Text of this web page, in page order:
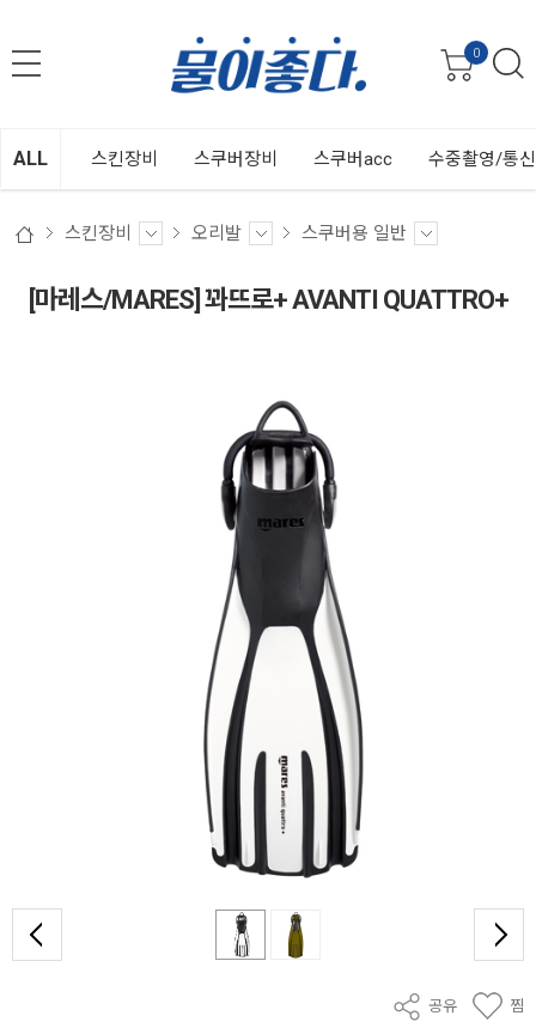
0
ALL 스킨장비 스쿠버장비 스쿠버acc 수중촬영/통
스킨장비 오리발 스쿠버용 일반
[마레스/MARES] 꽈뜨로+ AVANTI QUATTRO+
공유 찜